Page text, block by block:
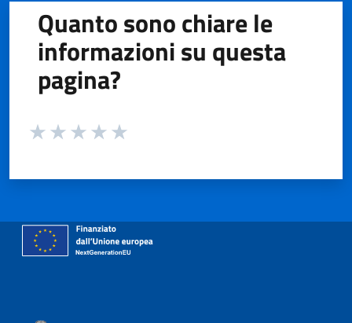
Quanto sono chiare le
informazioni su questa
pagina?
Valuta da 1 a 5 stelle la pagina